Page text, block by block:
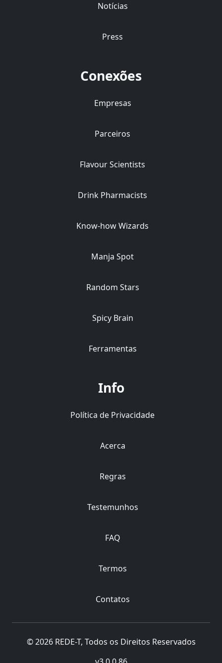
Notícias
Press
Conexões
Empresas
Parceiros
Flavour Scientists
Drink Pharmacists
Know-how Wizards
Manja Spot
Random Stars
Spicy Brain
Ferramentas
Info
Política de Privacidade
Acerca
Regras
Testemunhos
FAQ
Termos
Contatos
© 2026 REDE-T, Todos os Direitos Reservados